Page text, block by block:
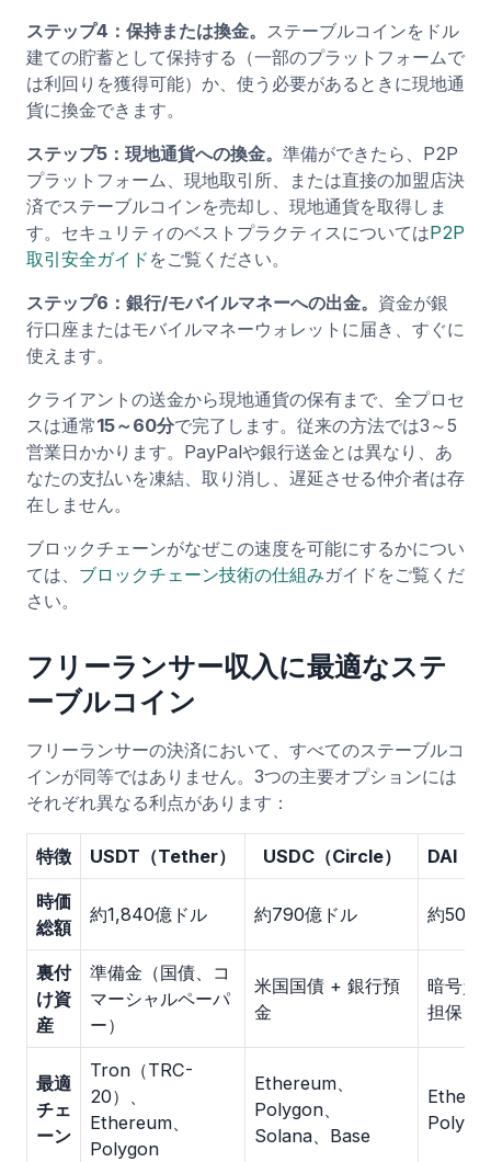
ステップ4：保持または換金。 ステーブルコインをドル
建ての貯蓄として保持する（一部のプラットフォームで
は利回りを獲得可能）か、使う必要があるときに現地通
貨に換金できます。
ステップ5：現地通貨への換金。 準備ができたら、P2P
プラットフォーム、現地取引所、または直接の加盟店決
済でステーブルコインを売却し、現地通貨を取得しま
す。セキュリティのベストプラクティスについてはP2P
取引安全ガイド をご覧ください。
ステップ6：銀行/モバイルマネーへの出金。 資金が銀
行口座またはモバイルマネーウォレットに届き、すぐに
使えます。
クライアントの送金から現地通貨の保有まで、全プロセ
スは通常15～60分で完了します。従来の方法では3～5
営業日かかります。PayPalや銀行送金とは異なり、あ
なたの支払いを凍結、取り消し、遅延させる仲介者は存
在しません。
ブロックチェーンがなぜこの速度を可能にするかについ
ては、 ブロックチェーン技術の仕組みガイドをご覧くだ
さい。
フリーランサー収入に最適なステ
ーブルコイン
フリーランサーの決済において、すべてのステーブルコ
インが同等ではありません。3つの主要オプションには
それぞれ異なる利点があります：
特徴 USDT（Tether） USDC（Circle） DAI（
時価
総額
約1,840億ドル 約790億ドル 約50億
裏付
け資
産
準備金（国債、コ
マーシャルペーパ
ー）
米国国債 + 銀行預
金
暗号資
担保）
最適
チェ
ーン
Tron（TRC-
20）、
Ethereum、
Polygon
Ethereum、
Polygon、
Solana、Base